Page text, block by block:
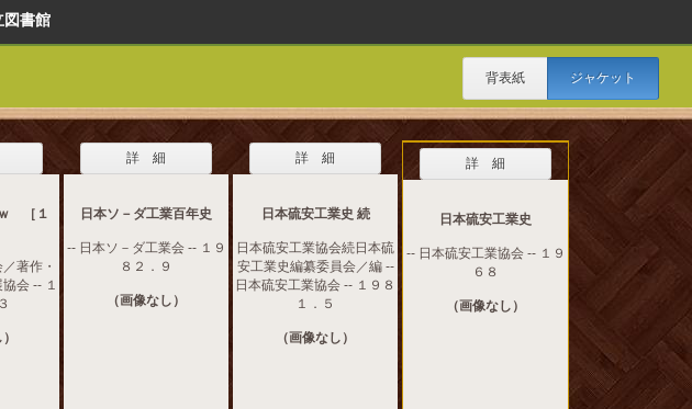
書館
背表紙 ジャケット
［１
著作・
会 -- １
詳 細
日本ソ－ダ工業百年史
-- 日本ソ－ダ工業会 -- １９
８２．９
（画像なし）
詳 細
日本硫安工業史 続
日本硫安工業協会続日本硫
安工業史編纂委員会／編 --
日本硫安工業協会 -- １９８
１．５
（画像なし）
詳 細
日本硫安工業史
-- 日本硫安工業協会 -- １９
６８
（画像なし）